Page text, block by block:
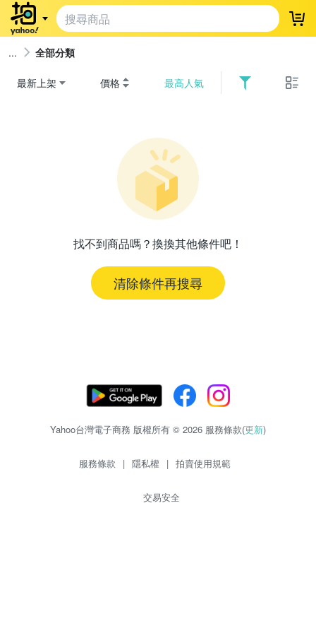
登
全部分類
最新上架 價格 最高人氣
找不到商品嗎？換換其他條件吧！
清除條件再搜尋
Yahoo台灣電子商務 版權所有 © 2026 服務條款(更新)
服務條款 | 隱私權 | 拍賣使用規範
交易安全